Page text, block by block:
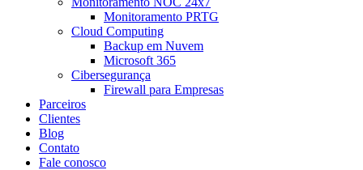
Monitoramento PRTG
Cloud Computing
Backup em Nuvem
Microsoft 365
Cibersegurança
Firewall para Empresas
Parceiros
Clientes
Blog
Contato
Fale conosco